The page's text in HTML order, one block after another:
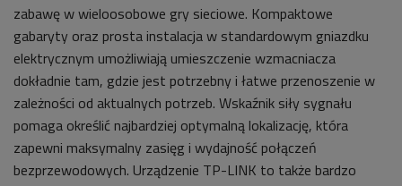
zabawę w wieloosobowe gry sieciowe. Kompaktowe
gabaryty oraz prosta instalacja w standardowym gniazdku
elektrycznym umożliwiają umieszczenie wzmacniacza
dokładnie tam, gdzie jest potrzebny i łatwe przenoszenie w
zależności od aktualnych potrzeb. Wskaźnik siły sygnału
pomaga określić najbardziej optymalną lokalizację, która
zapewni maksymalny zasięg i wydajność połączeń
bezprzewodowych. Urządzenie TP-LINK to także bardzo